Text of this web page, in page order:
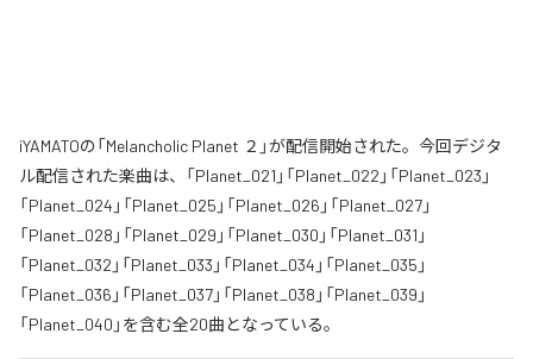
iYAMATOの「Melancholic Planet ２」が配信開始された。今回デジタ
ル配信された楽曲は、「Planet_021」「Planet_022」「Planet_023」
「Planet_024」「Planet_025」「Planet_026」「Planet_027」
「Planet_028」「Planet_029」「Planet_030」「Planet_031」
「Planet_032」「Planet_033」「Planet_034」「Planet_035」
「Planet_036」「Planet_037」「Planet_038」「Planet_039」
「Planet_040」を含む全20曲となっている。